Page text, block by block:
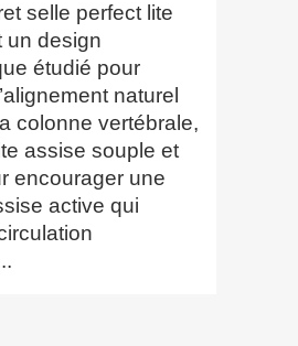
selle perfect lite
un design
étudié pour
naturel
colonne vertébrale,
assise souple et
encourager une
active qui